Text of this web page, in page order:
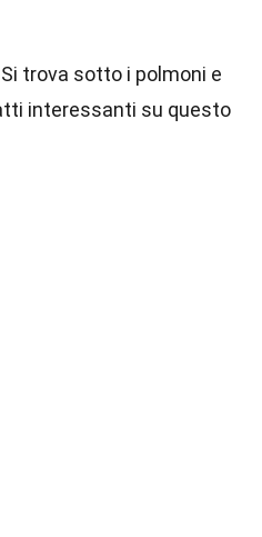
Si trova sotto i polmoni e
interessanti su questo